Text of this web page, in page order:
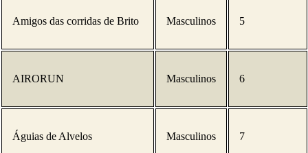
Amigos das corridas de Brito Masculinos 5
AIRORUN Masculinos 6
Águias de Alvelos Masculinos 7